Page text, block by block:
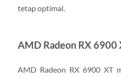
tetap optimal.
AMD Radeon RX 6900
AMD Radeon RX 6900 XT